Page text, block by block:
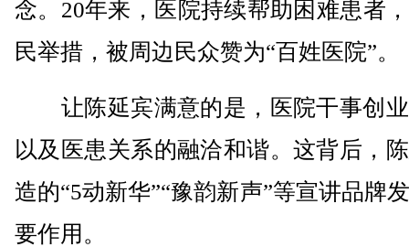
念。20年来，医院持续帮助困难患者
民举措，被周边民众赞为“百姓医院”。
让陈延宾满意的是，医院干事创
以及医患关系的融洽和谐。这背后，
造的“5动新华”“豫韵新声”等宣讲品牌
要作用。